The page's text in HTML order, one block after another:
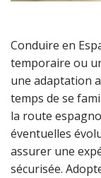
Conduire en
temporaire ou
une adaptation
temps de se
la route
éventuelles
assurer une
sécurisée.